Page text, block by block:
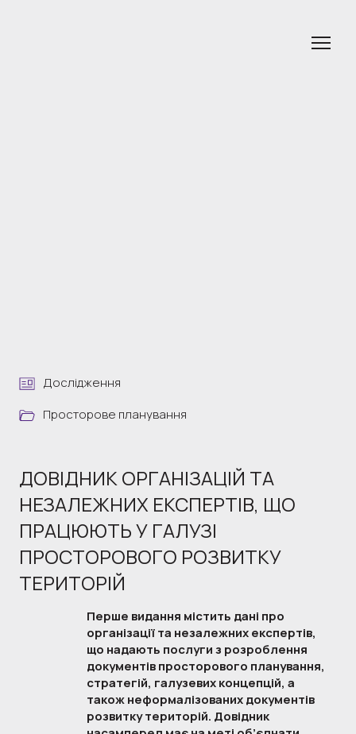
Дослідження
Просторове планування
ДОВІДНИК ОРГАНІЗАЦІЙ ТА
НЕЗАЛЕЖНИХ ЕКСПЕРТІВ, ЩО
ПРАЦЮЮТЬ У ГАЛУЗІ
ПРОСТОРОВОГО РОЗВИТКУ
ТЕРИТОРІЙ
Перше видання містить дані про
організації та незалежних експертів,
що надають послуги з розроблення
документів просторового планування,
стратегій, галузевих концепцій, а
також неформалізованих документів
розвитку територій. Довідник